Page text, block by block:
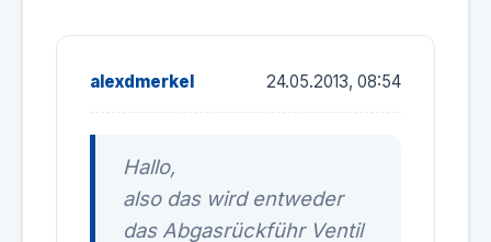
alexdmerkel 24.05.2013, 08:54
Hallo,
also das wird entweder
das Abgasrückführ Ventil